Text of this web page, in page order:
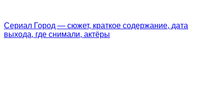
Сериал Город — сюжет, краткое содержание, дата
выхода, где снимали, актёры